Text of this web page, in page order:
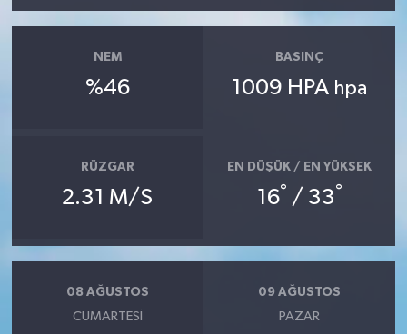
NEM
%46
BASINÇ
1009 HPA hpa
RÜZGAR
2.31 M/S
EN DÜŞÜK / EN YÜKSEK
16° / 33°
08 AĞUSTOS
CUMARTESI
09 AĞUSTOS
PAZAR